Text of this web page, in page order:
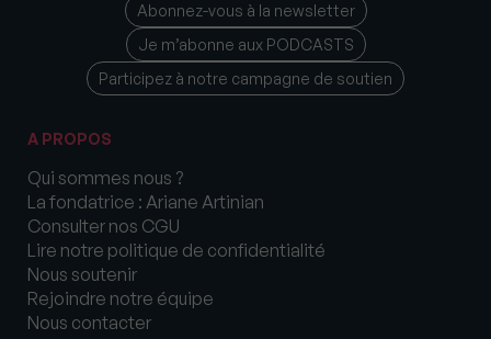
Abonnez-vous à la newsletter
Je m’abonne aux PODCASTS
Participez à notre campagne de soutien
A PROPOS
Qui sommes nous ?
La fondatrice : Ariane Artinian
Consulter nos CGU
Lire notre politique de confidentialité
Nous soutenir
Rejoindre notre équipe
Nous contacter